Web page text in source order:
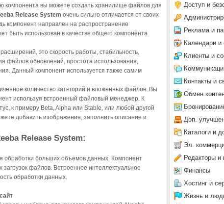
компонента вы можете создать хранилище файлов для
Release System очень сильно отличается от своих
компонент направлен на распространение
быть использован в качестве общего компонента
это скорость работы, стабильность,
файлов обновлений, простота использования,
Данный компонент используется также самим
количество категорий и вложенных файлов. Вы
используя встроенный файловый менеджер. К
к примеру Beta, Alpha или Stable, или любой другой
добавить изображение, заполнить описание и
Release System:
обработки больших объемов данных. Компонент
файлов. Встроенное интеллектуальное
обработки данных.
Доступ и
Реклама и
Календари и
Клиенты и
Контакты и
Обмен
Доп.
Каталоги и
Эл.
Редакторы и
Финансы
Хостинг и
Жизнь и